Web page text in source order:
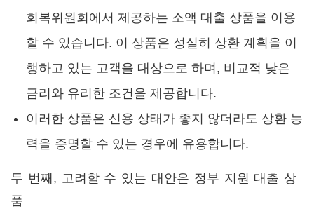
회복위원회에서 제공하는 소액 대출 상품을 이용
할 수 있습니다. 이 상품은 성실히 상환 계획을 이
행하고 있는 고객을 대상으로 하며, 비교적 낮은
금리와 유리한 조건을 제공합니다.
이러한 상품은 신용 상태가 좋지 않더라도 상환 능
력을 증명할 수 있는 경우에 유용합니다.
두 번째, 고려할 수 있는 대안은 정부 지원 대출 상
품